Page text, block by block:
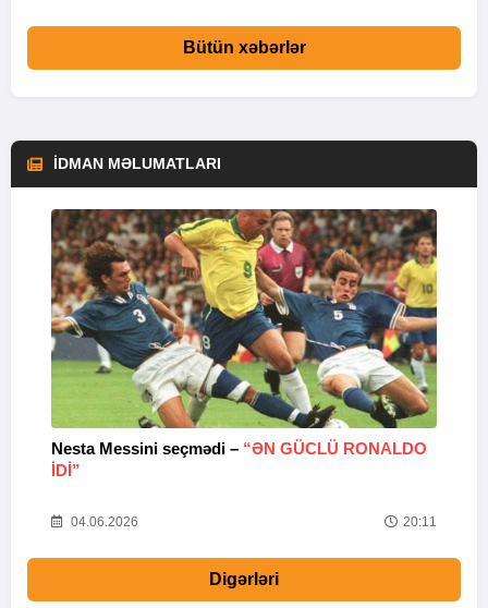
Bütün xəbərlər
İDMAN MƏLUMATLARI
Nesta Messini seçmədi – “ƏN GÜCLÜ RONALDO
IDI”
04.06.2026 20:11
Digərləri